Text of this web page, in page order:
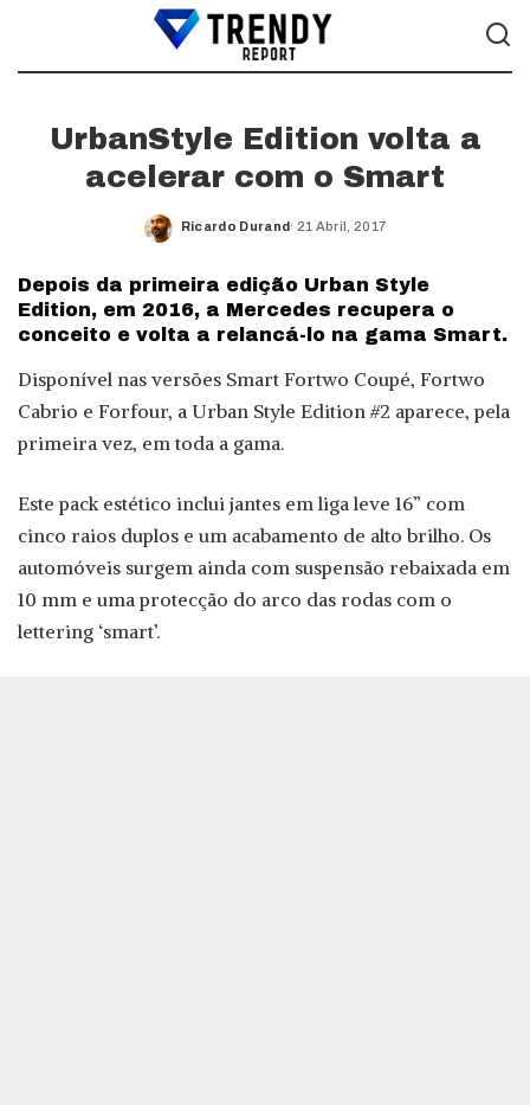
UrbanStyle Edition volta a
acelerar com o Smart
Posted
Ricardo Durand 21 Abril, 2017
Depois da primeira edição Urban Style
Edition, em 2016, a Mercedes recupera o
conceito e volta a relancá-lo na gama Smart.
Disponível nas versões Smart Fortwo Coupé, Fortwo
Cabrio e Forfour, a Urban Style Edition #2 aparece, pela
primeira vez, em toda a gama.
Este pack estético inclui jantes em liga leve 16” com
cinco raios duplos e um acabamento de alto brilho. Os
automóveis surgem ainda com suspensão rebaixada em
10 mm e uma protecção do arco das rodas com o
lettering ‘smart’.